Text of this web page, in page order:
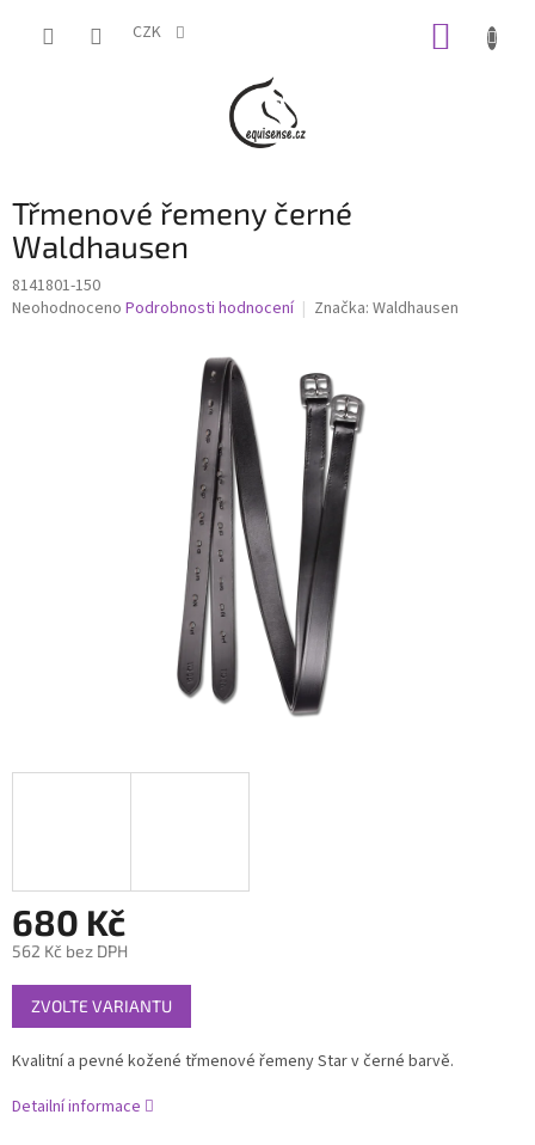
CZK
Třmenové řemeny černé
Waldhausen
8141801-150
Průměrné
Neohodnoceno Podrobnosti hodnocení Značka: Waldhausen
680 Kč
562 Kč bez DPH
Měrná
cena:
ZVOLTE VARIANTU
Kvalitní a pevné kožené třmenové řemeny Star v černé barvě.
Detailní informace